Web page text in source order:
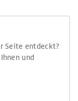
Seite entdeckt?
und